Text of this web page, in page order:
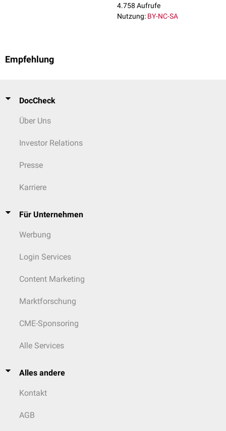
4.758 Aufrufe
Nutzung: BY-NC-SA
Empfehlung
DocCheck
Über Uns
Investor Relations
Presse
Karriere
Für Unternehmen
Werbung
Login Services
Content Marketing
Marktforschung
CME-Sponsoring
Alle Services
Alles andere
Kontakt
AGB